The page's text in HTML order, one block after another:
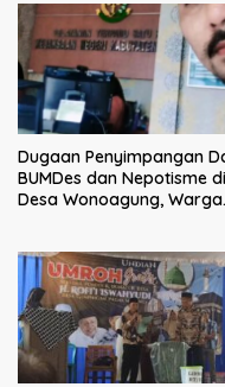
Dugaan Penyimpangan
BUMDes dan Nepotisme di
Desa Wonoagung, Warga